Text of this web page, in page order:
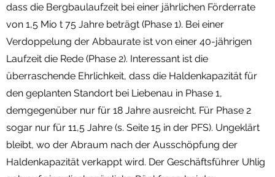
dass die Bergbaulaufzeit bei einer jährlichen Förderrate
von 1,5 Mio t 75 Jahre beträgt (Phase 1). Bei einer
Verdoppelung der Abbaurate ist von einer 40-jährigen
Laufzeit die Rede (Phase 2). Interessant ist die
überraschende Ehrlichkeit, dass die Haldenkapazität für
den geplanten Standort bei Liebenau in Phase 1,
demgegenüber nur für 18 Jahre ausreicht. Für Phase 2
sogar nur für 11,5 Jahre (s. Seite 15 in der PFS). Ungeklärt
bleibt, wo der Abraum nach der Ausschöpfung der
Haldenkapazität verkappt wird. Der Geschäftsführer Uhlig